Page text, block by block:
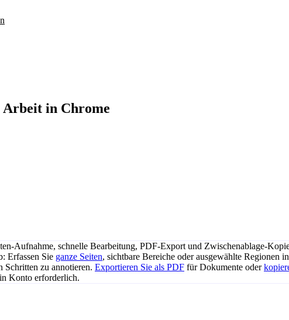
Arbeit in Chrome
Aufnahme, schnelle Bearbeitung, PDF-Export und Zwischenablage-
Erfassen Sie ganze Seiten, sichtbare Bereiche oder ausgewählte Regionen
Schritten zu annotieren. Exportieren Sie als PDF für Dokumente oder
Konto erforderlich.